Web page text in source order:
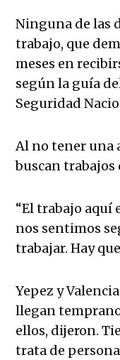
Ninguna de las
trabajo, que
meses en
según la guía
Seguridad
Al no tener una
buscan trabajos
“El trabajo aquí
nos sentimos
trabajar. Hay
Yepez y
llegan
ellos, dijeron.
trata de